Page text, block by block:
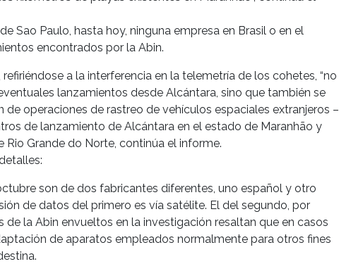
Sao Paulo, hasta hoy, ninguna empresa en Brasil o en el
encontrados por la Abin.
refiriéndose a la interferencia en la telemetría de los cohetes, “no
lanzamientos desde Alcántara, sino que también se
de operaciones de rastreo de vehículos espaciales extranjeros –
de lanzamiento de Alcántara en el estado de Maranhão y
Rio Grande do Norte, continúa el informe.
son de dos fabricantes diferentes, uno español y otro
de datos del primero es vía satélite. El del segundo, por
de la Abin envueltos en la investigación resaltan que en casos
de aparatos empleados normalmente para otros fines